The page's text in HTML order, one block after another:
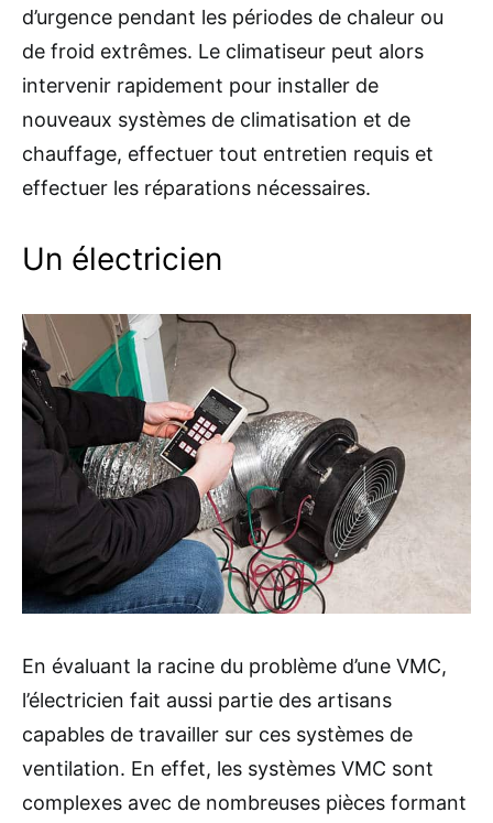
d’urgence pendant les périodes de chaleur ou
de froid extrêmes. Le climatiseur peut alors
intervenir rapidement pour installer de
nouveaux systèmes de climatisation et de
chauffage, effectuer tout entretien requis et
effectuer les réparations nécessaires.
Un électricien
En évaluant la racine du problème d’une VMC,
l’électricien fait aussi partie des artisans
capables de travailler sur ces systèmes de
ventilation. En effet, les systèmes VMC sont
complexes avec de nombreuses pièces formant